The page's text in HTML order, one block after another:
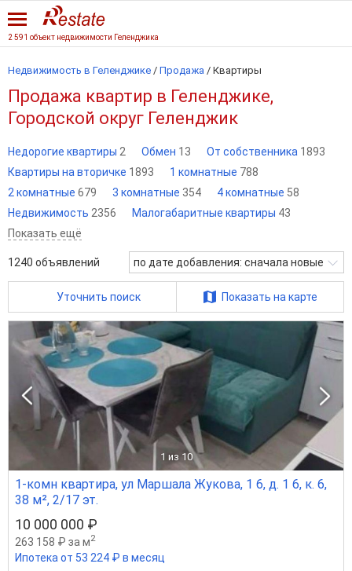
2 591 объект недвижимости Геленджика
Недвижимость в Геленджике / Продажа / Квартиры
Продажа квартир в Геленджике,
Городской округ Геленджик
Недорогие квартиры 2 Обмен 13 От собственника 1893
Квартиры на вторичке 1893 1 комнатные 788
2 комнатные 679 3 комнатные 354 4 комнатные 58
Недвижимость 2356 Малогабаритные квартиры 43
Показать ещё
1240 объявлений по дате добавления: сначала новые
Уточнить поиск Показать на карте
1 из 10
1-комн квартира, ул Маршала Жукова, 1 6, д. 1 6, к. 6,
38 м², 2/17 эт.
10 000 000 ₽
263 158 ₽ за м2
Ипотека от 53 224 ₽ в месяц